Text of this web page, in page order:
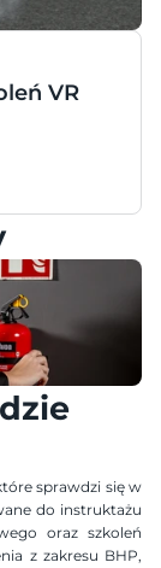
VR
sprawdzi się w
do instruktażu
oraz szkoleń
z zakresu BHP,